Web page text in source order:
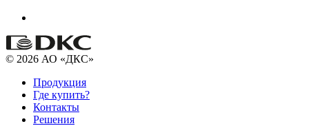
© 2026 АО «ДКС»
Продукция
Где купить?
Контакты
Решения